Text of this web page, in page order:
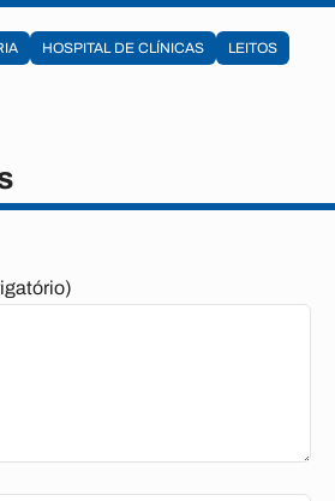
HOSPITAL DE CLÍNICAS
LEITOS